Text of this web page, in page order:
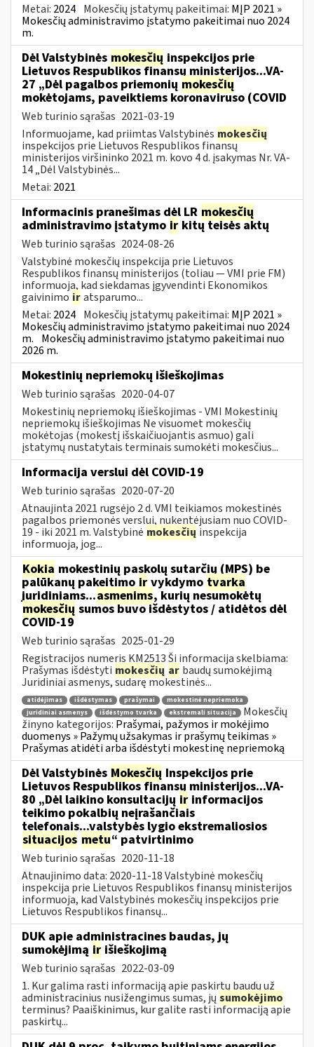
Metai: 2024 Mokesčių įstatymų pakeitimai: MĮP 2021 »
Mokesčių administravimo įstatymo pakeitimai nuo 2024
m.
Dėl Valstybinės mokesčių inspekcijos prie
Lietuvos Respublikos finansų ministerijos...VA-
27 „Dėl pagalbos priemonių mokesčių
mokėtojams, paveiktiems koronaviruso (COVID
Web turinio sąrašas 2021-03-19
Informuojame, kad priimtas Valstybinės mokesčių
inspekcijos prie Lietuvos Respublikos finansų
ministerijos viršininko 2021 m. kovo 4 d. įsakymas Nr. VA-
14 „Dėl Valstybinės...
Metai: 2021
Informacinis pranešimas dėl LR mokesčių
administravimo įstatymo ir kitų teisės aktų
Web turinio sąrašas 2024-08-26
Valstybinė mokesčių inspekcija prie Lietuvos
Respublikos finansų ministerijos (toliau — VMI prie FM)
informuoja, kad siekdamas įgyvendinti Ekonomikos
gaivinimo iratsparumo...
Metai: 2024 Mokesčių įstatymų pakeitimai: MĮP 2021 »
Mokesčių administravimo įstatymo pakeitimai nuo 2024
m. Mokesčių administravimo įstatymo pakeitimai nuo
2026 m.
Mokestinių nepriemokų išieškojimas
Web turinio sąrašas 2020-04-07
Mokestinių nepriemokų išieškojimas - VMI Mokestinių
nepriemokų išieškojimas Ne visuomet mokesčių
mokėtojas (mokestį išskaičiuojantis asmuo) gali
įstatymų nustatytais terminais sumokėti mokesčius...
Informacija verslui dėl COVID-19
Web turinio sąrašas 2020-07-20
Atnaujinta 2021 rugsėjo 2 d. VMI teikiamos mokestinės
pagalbos priemonės verslui, nukentėjusiam nuo COVID-
19 - iki 2021 m. Valstybinė mokesčių inspekcija
informuoja, jog...
Kokia mokestinių paskolų sutarčių (MPS) be
palūkanų pakeitimo ir vykdymo tvarka
juridiniams...asmenims, kurių nesumokėtų
mokesčių sumos buvo išdėstytos / atidėtos dėl
COVID-19
Web turinio sąrašas 2025-01-29
Registracijos numeris KM2513 Ši informacija skelbiama:
Prašymas išdėstyti mokesčių ar baudų sumokėjimą
Juridiniai asmenys, sudarę mokestinės...
atidėjimas išdėstymas prašymai
mokestinė nepriemoka
juridiniai asmenys
išdėstymo tvarka ekstremali situacija
Mokesčių
žinyno kategorijos: Prašymai, pažymos ir mokėjimo
duomenys » Pažymų užsakymas ir prašymų teikimas »
Prašymas atidėti arba išdėstyti mokestinę nepriemoką
Dėl Valstybinės Mokesčių Inspekcijos prie
Lietuvos Respublikos finansų ministerijos...VA-
80 „Dėl laikino konsultacijų ir informacijos
teikimo pokalbių neįrašančiais
telefonais...valstybės lygio ekstremaliosios
situacijos metu“ patvirtinimo
Web turinio sąrašas 2020-11-18
Atnaujinimo data: 2020-11-18 Valstybinė mokesčių
inspekcija prie Lietuvos Respublikos finansų ministerijos
informuoja, kad Valstybinės mokesčių inspekcijos prie
Lietuvos Respublikos finansų...
DUK apie administracines baudas, jų
sumokėjimą ir išieškojimą
Web turinio sąrašas 2022-03-09
1. Kur galima rasti informaciją apie paskirtų baudų už
administracinius nusižengimus sumas, jų sumokėjimo
terminus? Paaiškinimus, kur galite rasti informaciją apie
paskirtų...